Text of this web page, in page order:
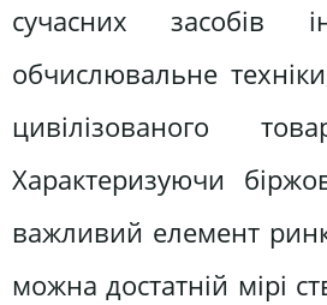
сучасних засобів
обчислювальне
цивілізованого
Характеризуючи
важливий елемент
можна достатній мірі